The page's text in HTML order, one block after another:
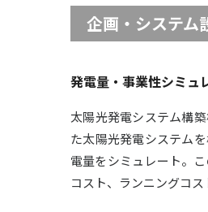
企画・システム
発電量・事業性シミュ
太陽光発電システム構
た太陽光発電システム
電量をシミュレート。
コスト、ランニングコス